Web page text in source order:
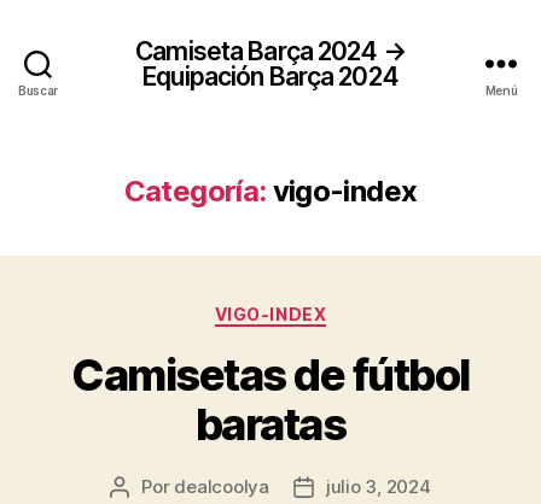
Buscar
Camiseta Barça 2024 →
Equipación Barça 2024
Menú
Categoría: vigo-index
Categorías
VIGO-INDEX
Camisetas de fútbol
baratas
Autor
Por dealcoolya
Fechajulio 3, 2024